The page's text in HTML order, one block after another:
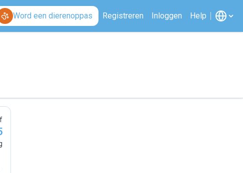
Word een dierenoppas Registreren Inloggen Help